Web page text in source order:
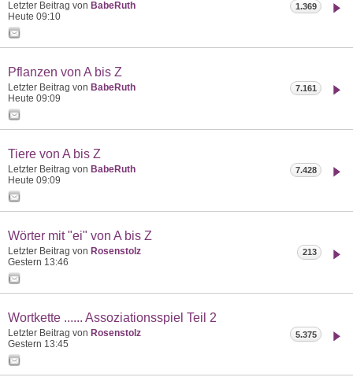
Letzter Beitrag von BabeRuth
Heute 09:10
1.369
Pflanzen von A bis Z
Letzter Beitrag von BabeRuth
Heute 09:09
7.161
Tiere von A bis Z
Letzter Beitrag von BabeRuth
Heute 09:09
7.428
Wörter mit "ei" von A bis Z
Letzter Beitrag von Rosenstolz
Gestern 13:46
213
Wortkette ...... Assoziationsspiel Teil 2
Letzter Beitrag von Rosenstolz
Gestern 13:45
5.375